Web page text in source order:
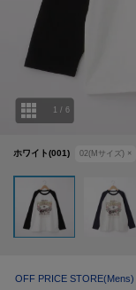
ホワイト(001) 02(Mサイズ) ×
1 / 6
OFF PRICE STORE(Mens)